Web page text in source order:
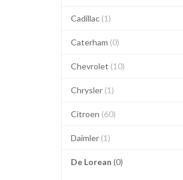
Cadillac (1)
Caterham (0)
Chevrolet (10)
Chrysler (1)
Citroen (60)
Daimler (1)
De Lorean (0)